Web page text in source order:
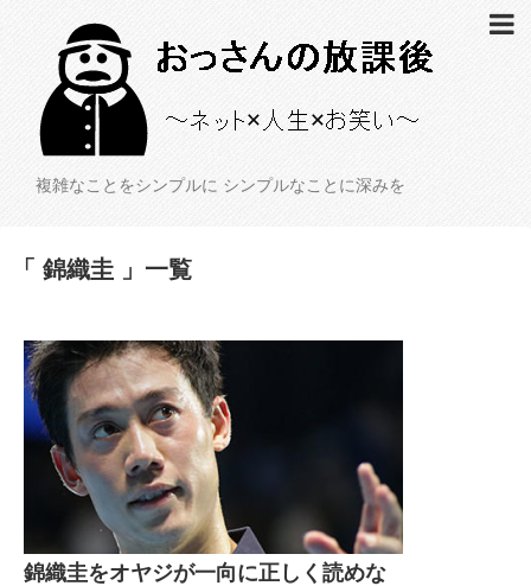
複雑なことをシンプルに シンプルなことに深みを
「 錦織圭 」一覧
錦織圭をオヤジが一向に正しく読めな